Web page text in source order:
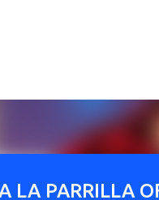
LA PARRILLA